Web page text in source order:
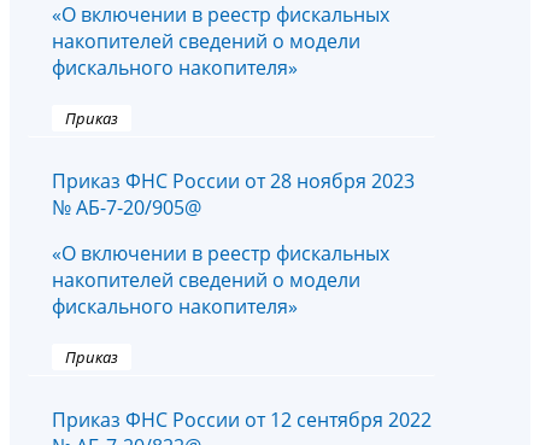
«О включении в реестр фискальных
накопителей сведений о модели
фискального накопителя»
Приказ
Приказ ФНС России от 28 ноября 2023
№ АБ-7-20/905@
«О включении в реестр фискальных
накопителей сведений о модели
фискального накопителя»
Приказ
Приказ ФНС России от 12 сентября 2022